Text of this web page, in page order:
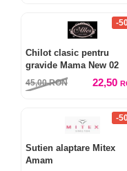
-
Chilot clasic pentru
gravide Mama New 02
45,00RON 22,50
-
Sutien alaptare Mitex
Amam